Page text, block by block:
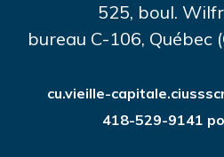
525, boul.
bureau C-106, Québec
cu.vieille-
418-529-9141